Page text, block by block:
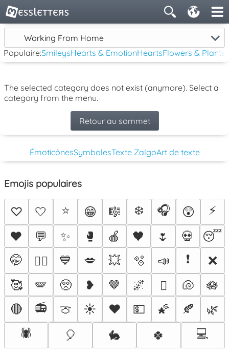
Working From Home
Populaire:SmileysHearts & EmotionHeartsFlowers & Plants
The selected category does not exist (anymore). Select a
category from the menu.
Retour au sommet
ÉmoticônesSymbolesTexte ZalgoArt de texte
Emojis populaires
♡ 🤍 ⭐ 😁 🎼 ❄️ 🎧 😲
⚡
♥️
💬 ✨ 🥊 🍎 🖤 🌷 💀
😴
🤭
❤️‍🔥 💙 💋 💥 🫧 📣 ❗
❌
🥰
🪽 🥺 ❥ 🤎 🌌 🫟 🐚
🪷
🔴
📻 🍈 ☀️ ❤️ 💵 🌠 🍂
🌿
🕷️
🎈 🐇 🍀 💻